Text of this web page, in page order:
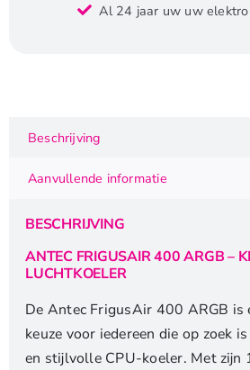
400
158mm
Hoogte
Luchtkoeler
aantal
Al 24 jaar uw uw
Beschrijving
Aanvullende informatie
BESCHRIJVING
ANTEC FRIGUSAIR 400 ARGB –
LUCHTKOELER
De Antec FrigusAir 400 ARGB is
keuze voor iedereen die op zoek
en stijlvolle CPU-koeler. Met zijn